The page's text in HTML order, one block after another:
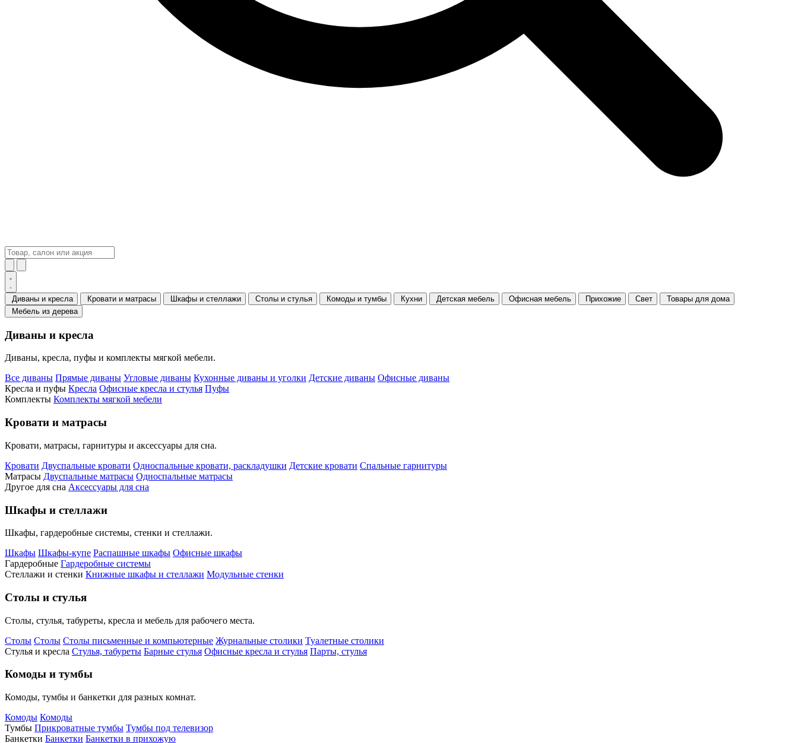
Диваны и кресла Кровати и матрасы Шкафы и стеллажи Столы и стулья Комоды и тумбы Кухни Детская мебель Офисная мебель Прихожие Свет
Товары для дома
Мебель из дерева
Диваны и кресла
Диваны, кресла, пуфы и комплекты мягкой мебели.
Все диваны Прямые диваны Угловые диваны Кухонные диваны и уголки Детские диваны Офисные диваны
Кресла и пуфы Кресла Офисные кресла и стулья Пуфы
Комплекты Комплекты мягкой мебели
Кровати и матрасы
Кровати, матрасы, гарнитуры и аксессуары для сна.
Кровати Двуспальные кровати Односпальные кровати, раскладушки Детские кровати Спальные гарнитуры
Матрасы Двуспальные матрасы Односпальные матрасы
Другое для сна Аксессуары для сна
Шкафы и стеллажи
Шкафы, гардеробные системы, стенки и стеллажи.
Шкафы Шкафы-купе Распашные шкафы Офисные шкафы
Гардеробные Гардеробные системы
Стеллажи и стенки Книжные шкафы и стеллажи Модульные стенки
Столы и стулья
Столы, стулья, табуреты, кресла и мебель для рабочего места.
Столы Столы Столы письменные и компьютерные Журнальные столики Туалетные столики
Стулья и кресла Стулья, табуреты Барные стулья Офисные кресла и стулья Парты, стулья
Комоды и тумбы
Комоды, тумбы и банкетки для разных комнат.
Комоды Комоды
Тумбы Прикроватные тумбы Тумбы под телевизор
Банкетки Банкетки Банкетки в прихожую